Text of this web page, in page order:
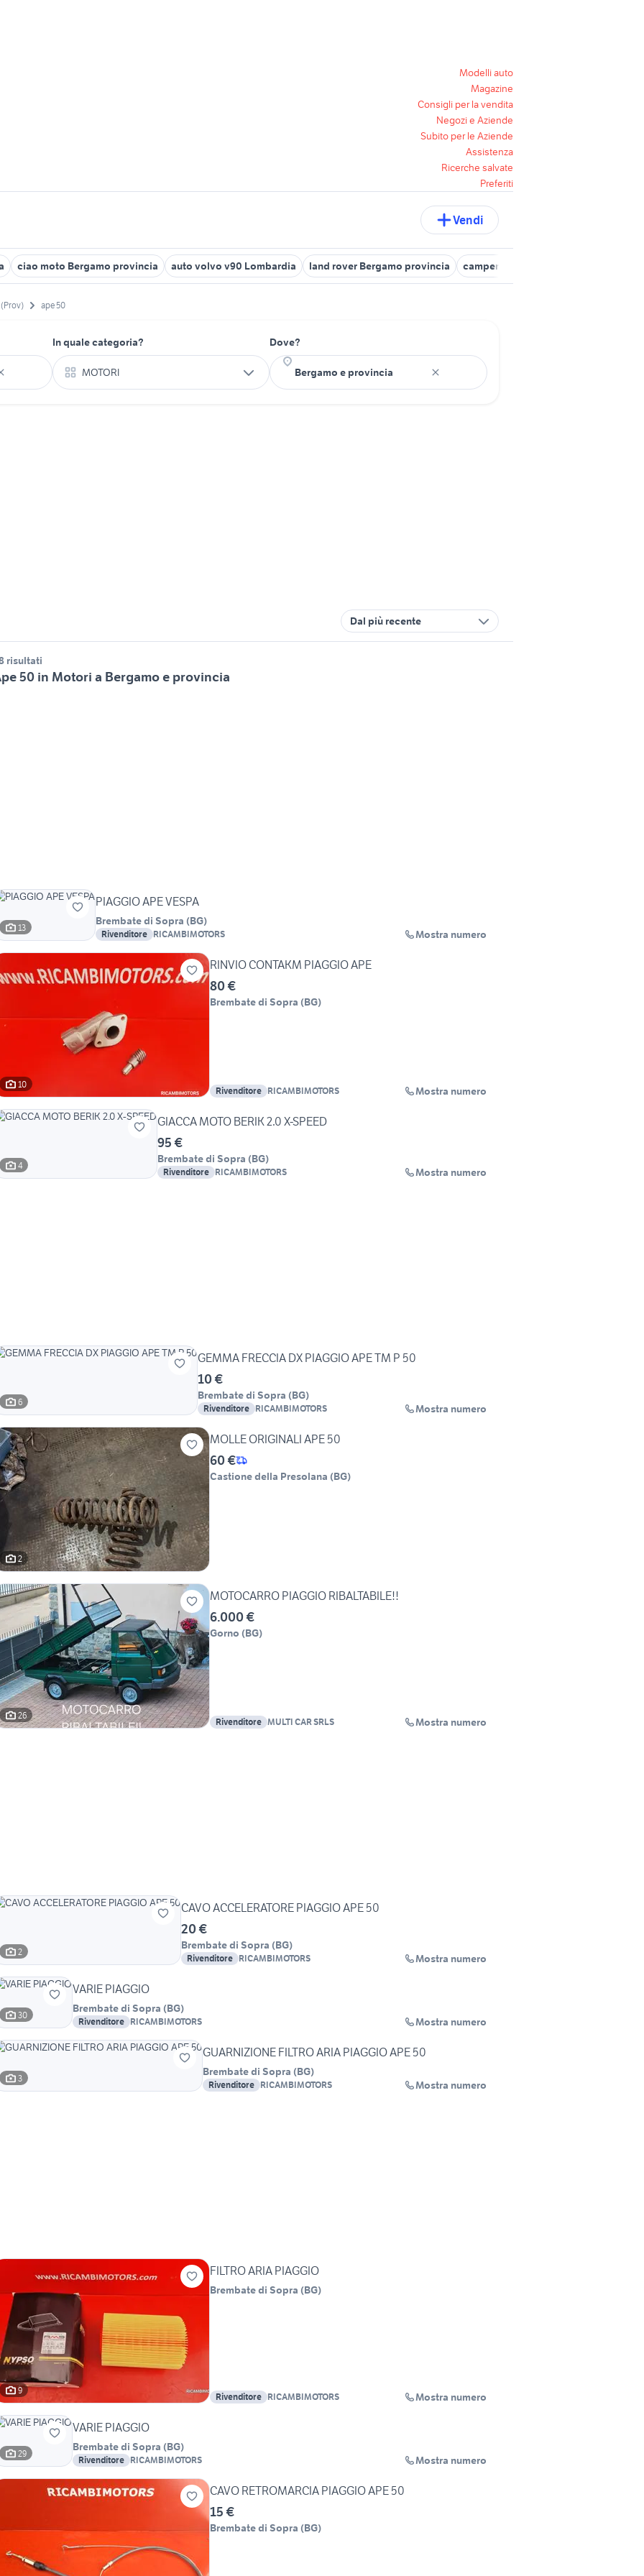
Modelli auto
Magazine
Consigli per la vendita
Negozi e Aziende
Subito per le Aziende
Assistenza
Ricerche salvate
Preferiti
Vendi
ciao moto Bergamo provincia auto volvo v90 Lombardia land rover Bergamo provincia camper usati albino
ape 50
In quale categoria?
MOTORI
Dove?
Dal più recente
risultati
50 in Motori a Bergamo e provincia
13
PIAGGIO APE VESPA
Brembate di Sopra (BG)
Rivenditore RICAMBIMOTORS Mostra numero
10
RINVIO CONTAKM PIAGGIO APE
80 €
Brembate di Sopra (BG)
Rivenditore RICAMBIMOTORS Mostra numero
4
GIACCA MOTO BERIK 2.0 X-SPEED
95 €
Brembate di Sopra (BG)
Rivenditore RICAMBIMOTORS Mostra numero
6
GEMMA FRECCIA DX PIAGGIO APE TM P 50
10 €
Brembate di Sopra (BG)
Rivenditore RICAMBIMOTORS Mostra numero
2
MOLLE ORIGINALI APE 50
60 €
Castione della Presolana (BG)
26
MOTOCARRO PIAGGIO RIBALTABILE!!
6.000 €
Gorno (BG)
Rivenditore MULTI CAR SRLS Mostra numero
2
CAVO ACCELERATORE PIAGGIO APE 50
20 €
Brembate di Sopra (BG)
Rivenditore RICAMBIMOTORS Mostra numero
30
VARIE PIAGGIO
Brembate di Sopra (BG)
Rivenditore RICAMBIMOTORS Mostra numero
3
GUARNIZIONE FILTRO ARIA PIAGGIO APE 50
Brembate di Sopra (BG)
Rivenditore RICAMBIMOTORS Mostra numero
9
FILTRO ARIA PIAGGIO
Brembate di Sopra (BG)
Rivenditore RICAMBIMOTORS Mostra numero
29
VARIE PIAGGIO
Brembate di Sopra (BG)
Rivenditore RICAMBIMOTORS Mostra numero
CAVO RETROMARCIA PIAGGIO APE 50
15 €
Brembate di Sopra (BG)